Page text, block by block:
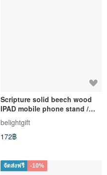
Scripture solid beech wood
IPAD mobile phone stand /
gospel gift / Christian gift /
gospel goods / baptism gift
belightgift
172฿
จัดส่งฟรี -10%